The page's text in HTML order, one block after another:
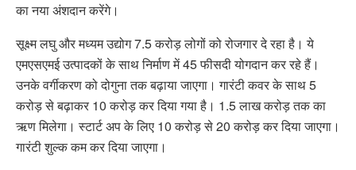
का नया अंशदान करेंगे।
सूक्ष्म लघु और मध्यम उद्योग 7.5 करोड़ लोगों को रोजगार दे रहा है। ये
एमएसएमई उत्पादकों के साथ निर्माण में 45 फीसदी योगदान कर रहे हैं।
उनके वर्गीकरण को दोगुना तक बढ़ाया जाएगा। गारंटी कवर के साथ 5
करोड़ से बढ़ाकर 10 करोड़ कर दिया गया है। 1.5 लाख करोड़ तक का
ऋण मिलेगा। स्टार्ट अप के लिए 10 करोड़ से 20 करोड़ कर दिया जाएगा।
गारंटी शुल्क कम कर दिया जाएगा।